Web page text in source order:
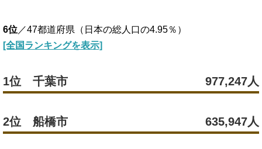
6位／47都道府県（日本の総人口の4.95％）
[全国ランキングを表示]
1位 千葉市 977,247人
2位 船橋市 635,947人